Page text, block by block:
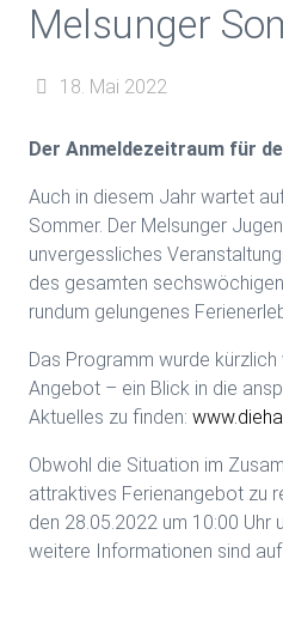
Melsunger
18. Mai 2022
Der Anmeldezeitraum für
Auch in diesem Jahr wartet
Sommer. Der Melsunger
unvergessliches
des gesamten
rundum gelungenes
Das Programm wurde
Angebot – ein Blick in die
Aktuelles zu finden:
Obwohl die Situation im
attraktives Ferienangebot zu
den 28.05.2022 um 10:00 Uhr
weitere Informationen sind